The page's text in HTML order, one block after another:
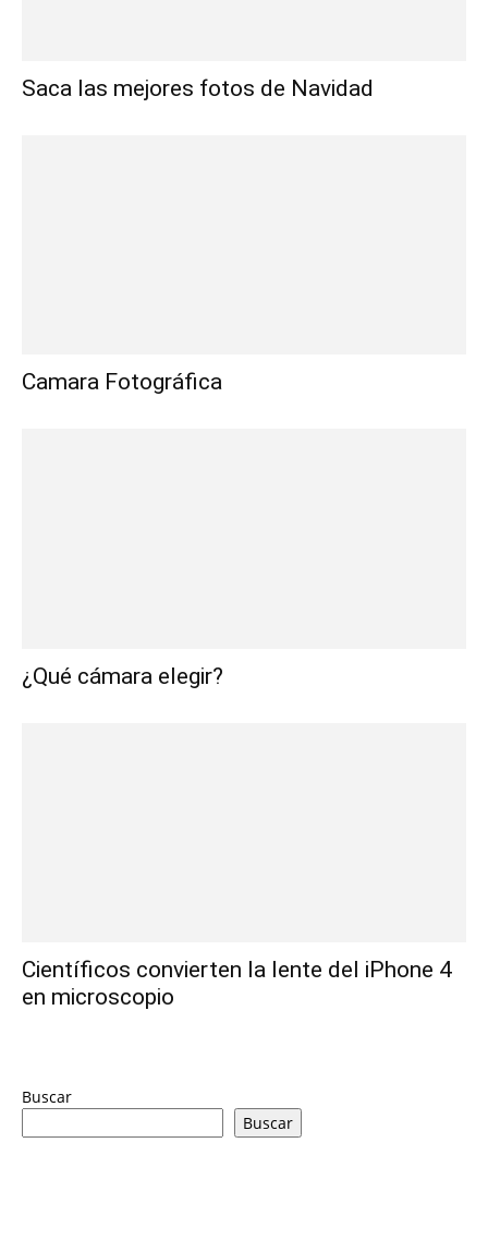
Saca las mejores fotos de Navidad
Camara Fotográfica
¿Qué cámara elegir?
Científicos convierten la lente del iPhone 4
en microscopio
Buscar
Buscar